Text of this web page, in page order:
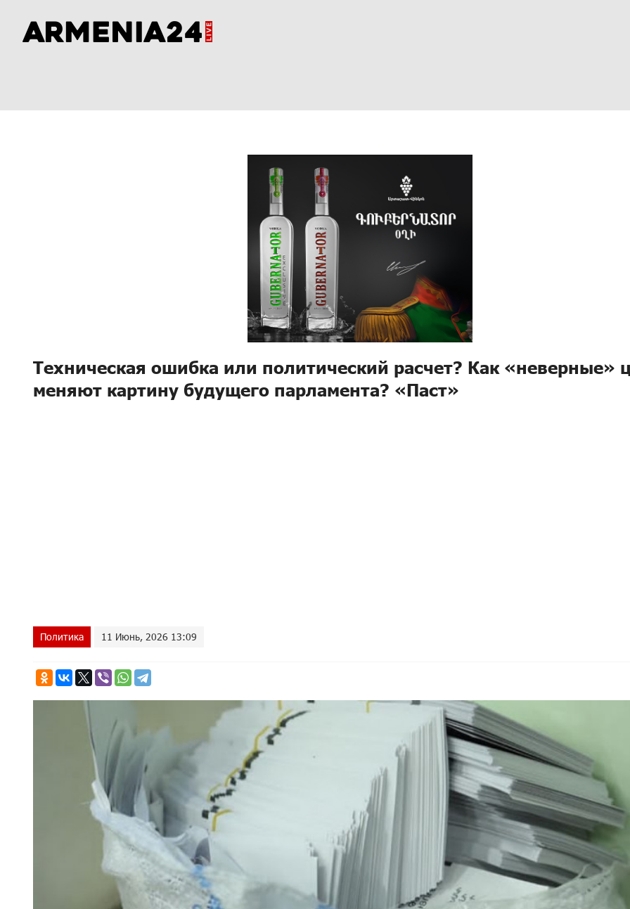
Техническая ошибка или политический расчет? Как «неверные»
меняют картину будущего парламента? «Паст»
Политика 11 Июнь, 2026 13:09